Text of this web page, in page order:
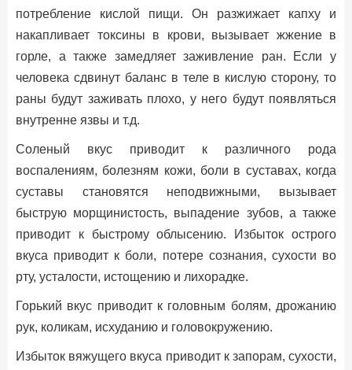
потребление кислой пищи. Он разжижает капху и
накапливает токсины в крови, вызывает жжение в
горле, а также замедляет заживление ран. Если у
человека сдвинут баланс в теле в кислую сторону, то
раны будут заживать плохо, у него будут появляться
внутренне язвы и т.д.
Соленый вкус приводит к различного рода
воспалениям, болезням кожи, боли в суставах, когда
суставы становятся неподвижными, вызывает
быструю морщинистость, выпадение зубов, а также
приводит к быстрому облысению. Избыток острого
вкуса приводит к боли, потере сознания, сухости во
рту, усталости, истощению и лихорадке.
Горький вкус приводит к головным болям, дрожанию
рук, коликам, исхуданию и головокружению.
Избыток вяжущего вкуса приводит к запорам, сухости,